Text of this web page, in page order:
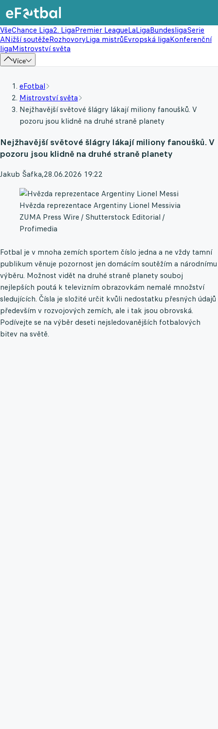
VšeChance Liga2. LigaPremier LeagueLaLigaBundesligaSerie
ANižší soutěžeRozhovoryLiga mistrůEvropská ligaKonferenční
ligaMistrovství světa
Více
eFotbal
Mistrovství světa
Nejžhavější světové šlágry lákají miliony fanoušků. V
pozoru jsou klidně na druhé straně planety
Nejžhavější světové šlágry lákají miliony fanoušků. V
pozoru jsou klidně na druhé straně planety
Jakub Šafka,28.06.2026 19:22
Hvězda reprezentace Argentiny Lionel Messivia
ZUMA Press Wire / Shutterstock Editorial /
Profimedia
Fotbal je v mnoha zemích sportem číslo jedna a ne vždy tamní
publikum věnuje pozornost jen domácím soutěžím a národnímu
výběru. Možnost vidět na druhé straně planety souboj
nejlepších poutá k televizním obrazovkám nemalé množství
sledujících. Čísla je složité určit kvůli nedostatku přesných údajů
především v rozvojových zemích, ale i tak jsou obrovská.
Podívejte se na výběr deseti nejsledovanějších fotbalových
bitev na světě.